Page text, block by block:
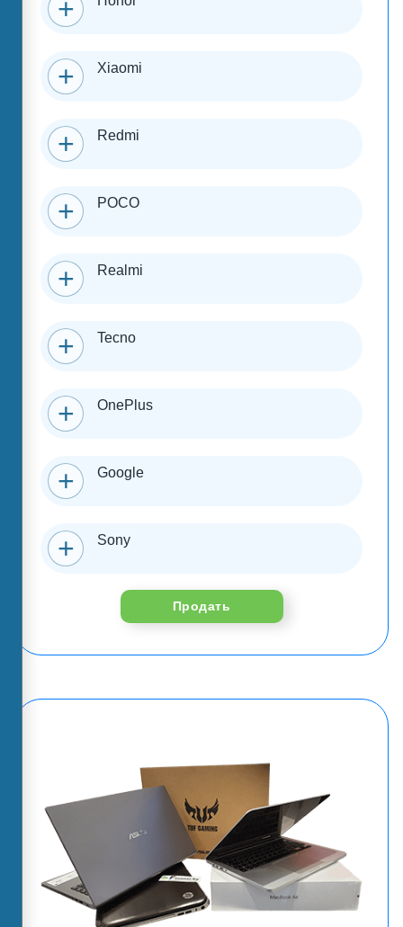
Xiaomi
Redmi
POCO
Realmi
Tecno
OnePlus
Google
Sony
Продать